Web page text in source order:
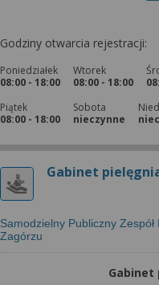
Godziny otwarcia rejestracji:
Poniedziałek
08:00 - 18:00
Wtorek
08:00 - 18:00
Piątek
08:00 - 18:00
Sobota
nieczynne
Gabinet
Samodzielny Publiczny
Zagórzu
Gabinet